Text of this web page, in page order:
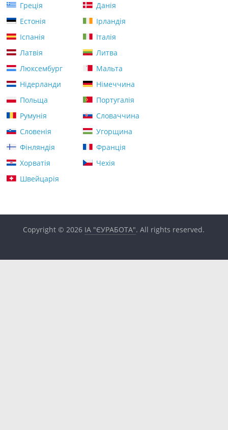
Греція
Данія
Естонія
Ірландія
Іспанія
Італія
Латвія
Литва
Люксембург
Мальта
Нідерланди
Німеччина
Польща
Португалія
Румунія
Словаччина
Словенія
Угорщина
Фінляндія
Франція
Хорватія
Чехія
Швейцарія
Copyright © 2026 ІА "ЄУРАБОТА". All rights reserved.